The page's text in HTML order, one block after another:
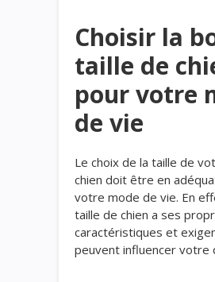
Choisir la
taille de
pour votre
de vie
Le choix de la taille de
chien doit être en
votre mode de vie. En
taille de chien a ses
caractéristiques et
peuvent influencer votre